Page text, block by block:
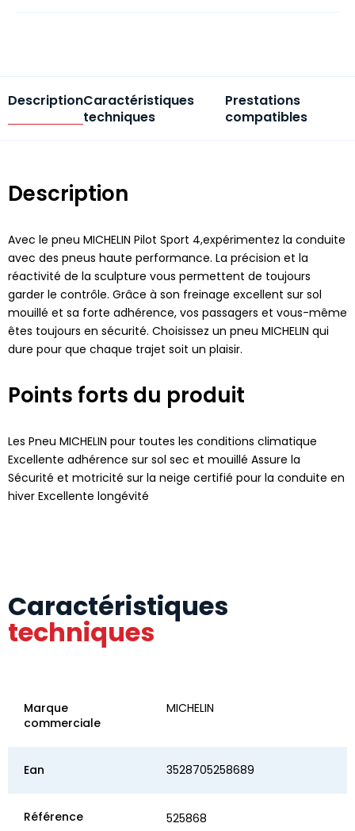
DescriptionCaractéristiques
techniques
Prestations
compatibles
Description
Avec le pneu MICHELIN Pilot Sport 4,expérimentez la conduite
avec des pneus haute performance. La précision et la
réactivité de la sculpture vous permettent de toujours
garder le contrôle. Grâce à son freinage excellent sur sol
mouillé et sa forte adhérence, vos passagers et vous-même
êtes toujours en sécurité. Choisissez un pneu MICHELIN qui
dure pour que chaque trajet soit un plaisir.
Points forts du produit
Les Pneu MICHELIN pour toutes les conditions climatique
Excellente adhérence sur sol sec et mouillé Assure la
Sécurité et motricité sur la neige certifié pour la conduite en
hiver Excellente longévité
Caractéristiques
techniques
Marque
commerciale
MICHELIN
Ean 3528705258689
Référence 525868